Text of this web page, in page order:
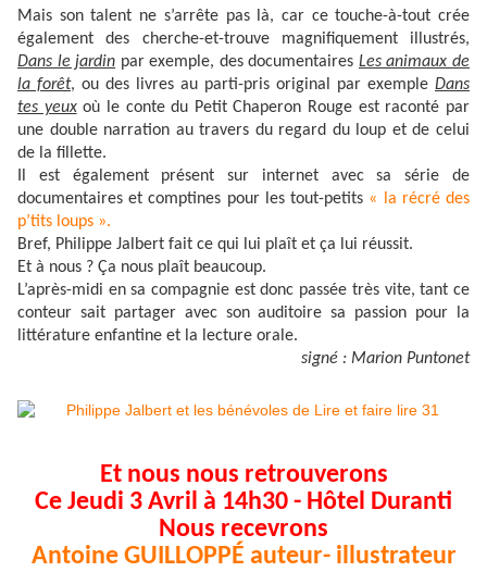
Mais son talent ne s’arrête pas là, car ce touche-à-tout crée
également des cherche-et-trouve magnifiquement illustrés,
Dans le jardin par exemple, des documentaires Les animaux de
la forêt, ou des livres au parti-pris original par exemple Dans
tes yeuxoù le conte du Petit Chaperon Rouge est raconté par
une double narration au travers du regard du loup et de celui
de la fillette.
Il est également présent sur internet avec sa série de
documentaires et comptines pour les tout-petits « la récré des
p’tits loups ».
Bref, Philippe Jalbert fait ce qui lui plaît et ça lui réussit.
Et à nous ? Ça nous plaît beaucoup.
L’après-midi en sa compagnie est donc passée très vite, tant ce
conteur sait partager avec son auditoire sa passion pour la
littérature enfantine et la lecture orale.
signé : Marion Puntonet
Et nous nous retrouverons
Ce Jeudi 3 Avril à 14h30 - Hôtel Duranti
Nous recevrons
Antoine GUILLOPPÉ auteur- illustrateur